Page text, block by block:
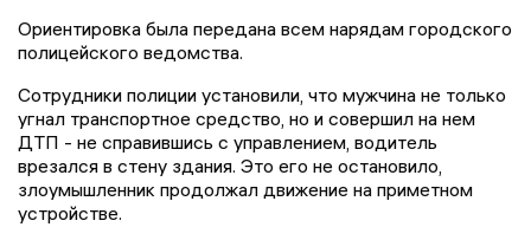
Ориентировка была передана всем нарядам городского
полицейского ведомства.
Сотрудники полиции установили, что мужчина не только
угнал транспортное средство, но и совершил на нем
ДТП - не справившись с управлением, водитель
врезался в стену здания. Это его не остановило,
злоумышленник продолжал движение на приметном
устройстве.